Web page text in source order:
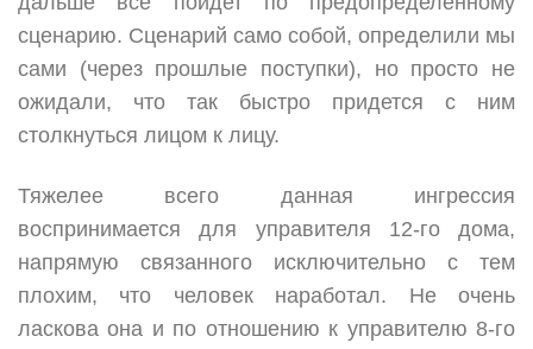
сценарию. Сценарий само собой, определили мы
сами (через прошлые поступки), но просто не
ожидали, что так быстро придется с ним
столкнуться лицом к лицу.
Тяжелее всего данная ингрессия
воспринимается для управителя 12-го дома,
напрямую связанного исключительно с тем
плохим, что человек наработал. Не очень
ласкова она и по отношению к управителю 8-го